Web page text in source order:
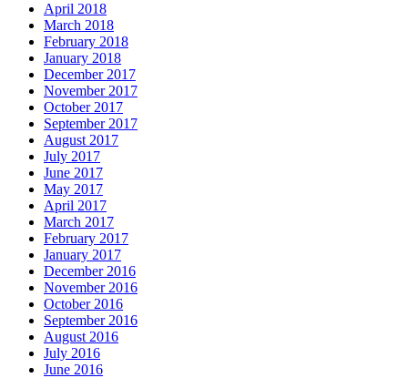
April 2018
March 2018
February 2018
January 2018
December 2017
November 2017
October 2017
September 2017
August 2017
July 2017
June 2017
May 2017
April 2017
March 2017
February 2017
January 2017
December 2016
November 2016
October 2016
September 2016
August 2016
July 2016
June 2016